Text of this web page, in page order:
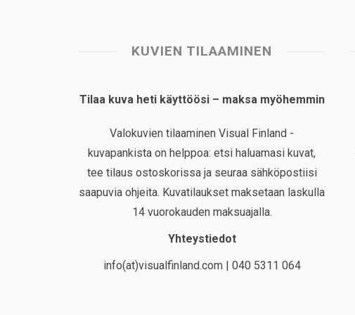
KUVIEN TILAAMINEN
Tilaa kuva heti käyttöösi – maksa myöhemmin
Valokuvien tilaaminen Visual Finland -
kuvapankista on helppoa: etsi haluamasi kuvat,
tee tilaus ostoskorissa ja seuraa sähköpostiisi
saapuvia ohjeita. Kuvatilaukset maksetaan laskulla
14 vuorokauden maksuajalla.
Yhteystiedot
info(at)visualfinland.com | 040 5311 064